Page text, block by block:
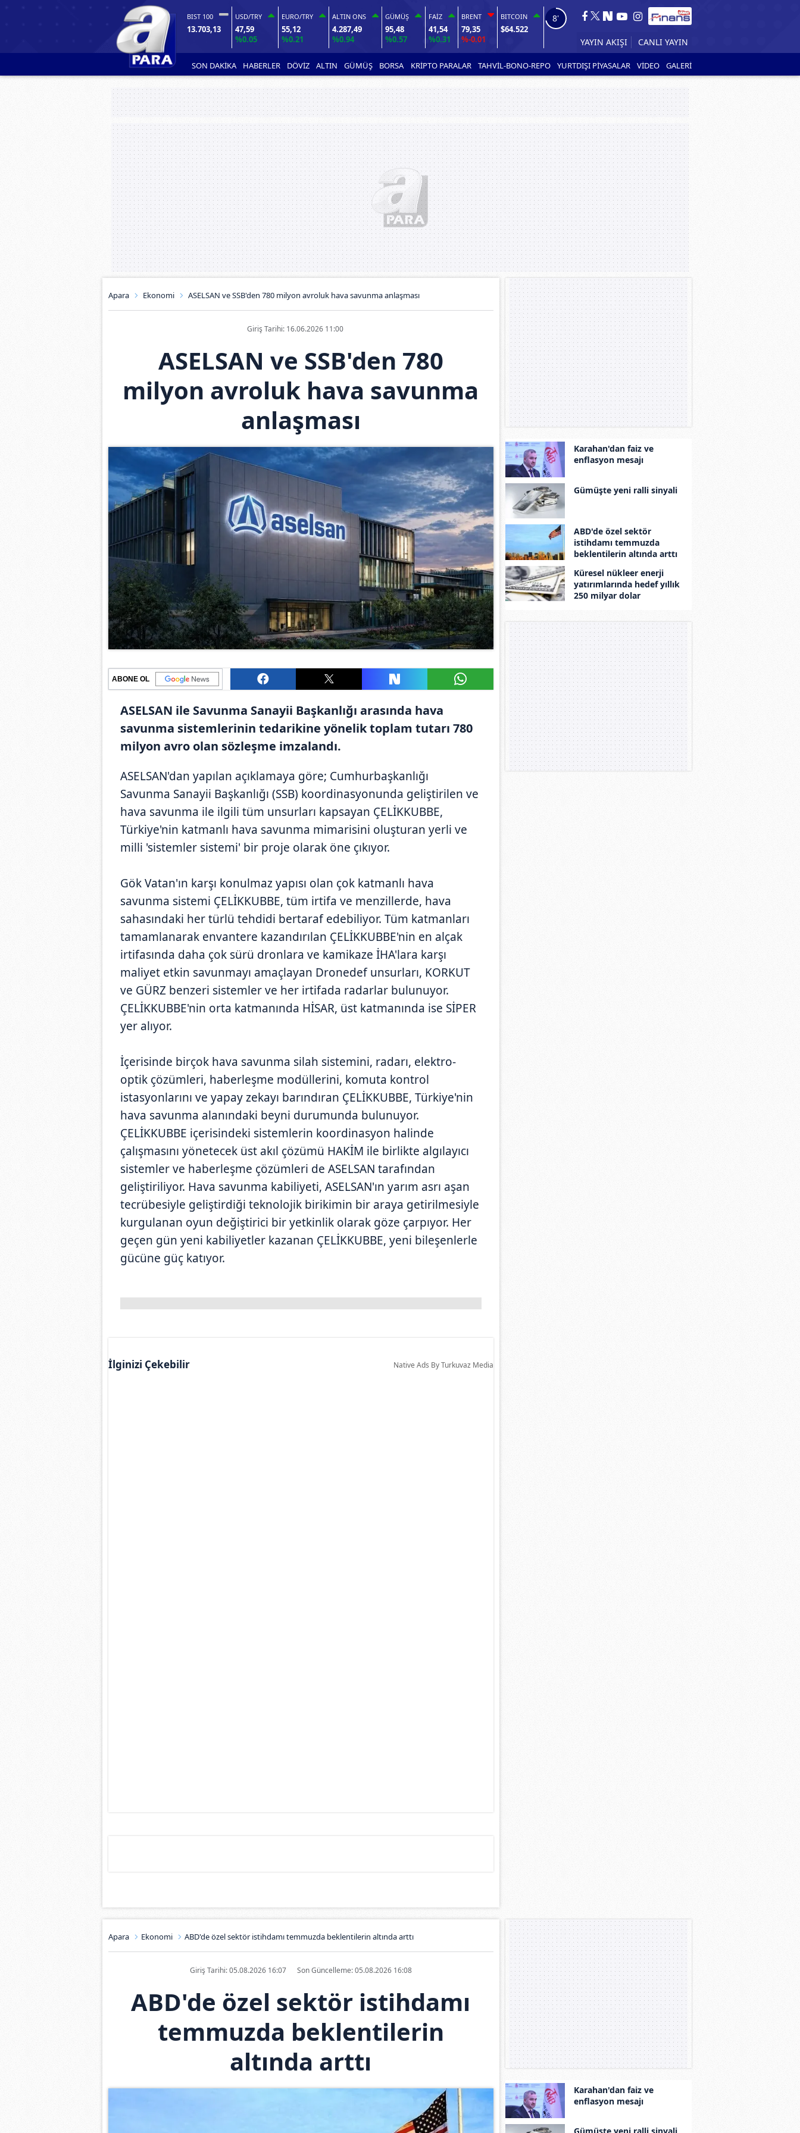
BIST 100
13.703,13
USD/TRY
47,59
%0.05
EURO/TRY
55,12
%0.21
ALTIN ONS
4.287,49
%0.94
GÜMÜŞ
95,48
%0.57
FAİZ
41,54
%0.31
BRENT
79,35
%-0.01
BITCOIN
$64.522
7'
YAYIN AKIŞI
SON DAKİKA HABERLER DÖVİZ ALTIN GÜMÜŞ BORSA KRİPTO PARALAR TAHVİL-BONO-REPO YURTDIŞI PİYASALAR VİDEO GALERİ
Apara Ekonomi ASELSAN ve SSB'den 780 milyon avroluk hava savunma anlaşması
Giriş Tarihi: 16.06.2026 11:00
ASELSAN ve SSB'den 780
milyon avroluk hava savunma
anlaşması
ABONE OL
ASELSAN ile Savunma Sanayii Başkanlığı arasında hava
savunma sistemlerinin tedarikine yönelik toplam tutarı 780
milyon avro olan sözleşme imzalandı.
ASELSAN'dan yapılan açıklamaya göre; Cumhurbaşkanlığı
Savunma Sanayii Başkanlığı (SSB) koordinasyonunda geliştirilen ve
hava savunma ile ilgili tüm unsurları kapsayan ÇELİKKUBBE,
Türkiye'nin katmanlı hava savunma mimarisini oluşturan yerli ve
milli 'sistemler sistemi' bir proje olarak öne çıkıyor.
Gök Vatan'ın karşı konulmaz yapısı olan çok katmanlı hava
savunma sistemi ÇELİKKUBBE, tüm irtifa ve menzillerde, hava
sahasındaki her türlü tehdidi bertaraf edebiliyor. Tüm katmanları
tamamlanarak envantere kazandırılan ÇELİKKUBBE'nin en alçak
irtifasında daha çok sürü dronlara ve kamikaze İHA'lara karşı
maliyet etkin savunmayı amaçlayan Dronedef unsurları, KORKUT
ve GÜRZ benzeri sistemler ve her irtifada radarlar bulunuyor.
ÇELİKKUBBE'nin orta katmanında HİSAR, üst katmanında ise SİPER
yer alıyor.
İçerisinde birçok hava savunma silah sistemini, radarı, elektro-
optik çözümleri, haberleşme modüllerini, komuta kontrol
istasyonlarını ve yapay zekayı barındıran ÇELİKKUBBE, Türkiye'nin
hava savunma alanındaki beyni durumunda bulunuyor.
ÇELİKKUBBE içerisindeki sistemlerin koordinasyon halinde
çalışmasını yönetecek üst akıl çözümü HAKİM ile birlikte algılayıcı
sistemler ve haberleşme çözümleri de ASELSAN tarafından
geliştiriliyor. Hava savunma kabiliyeti, ASELSAN'ın yarım asrı aşan
tecrübesiyle geliştirdiği teknolojik birikimin bir araya getirilmesiyle
kurgulanan oyun değiştirici bir yetkinlik olarak göze çarpıyor. Her
geçen gün yeni kabiliyetler kazanan ÇELİKKUBBE, yeni bileşenlerle
gücüne güç katıyor.
İlginizi Çekebilir Native Ads By Turkuvaz Media
Karahan'dan faiz ve
enflasyon mesajı
Gümüşte yeni ralli sinyali
ABD'de özel sektör
istihdamı temmuzda
beklentilerin altında arttı
Küresel nükleer enerji
yatırımlarında hedef yıllık
250 milyar dolar
Apara Ekonomi ABD'de özel sektör istihdamı temmuzda beklentilerin altında arttı
Giriş Tarihi: 05.08.2026 16:07 Son Güncelleme: 05.08.2026 16:08
ABD'de özel sektör istihdamı
temmuzda beklentilerin
altında arttı
Karahan'dan faiz ve
enflasyon mesajı